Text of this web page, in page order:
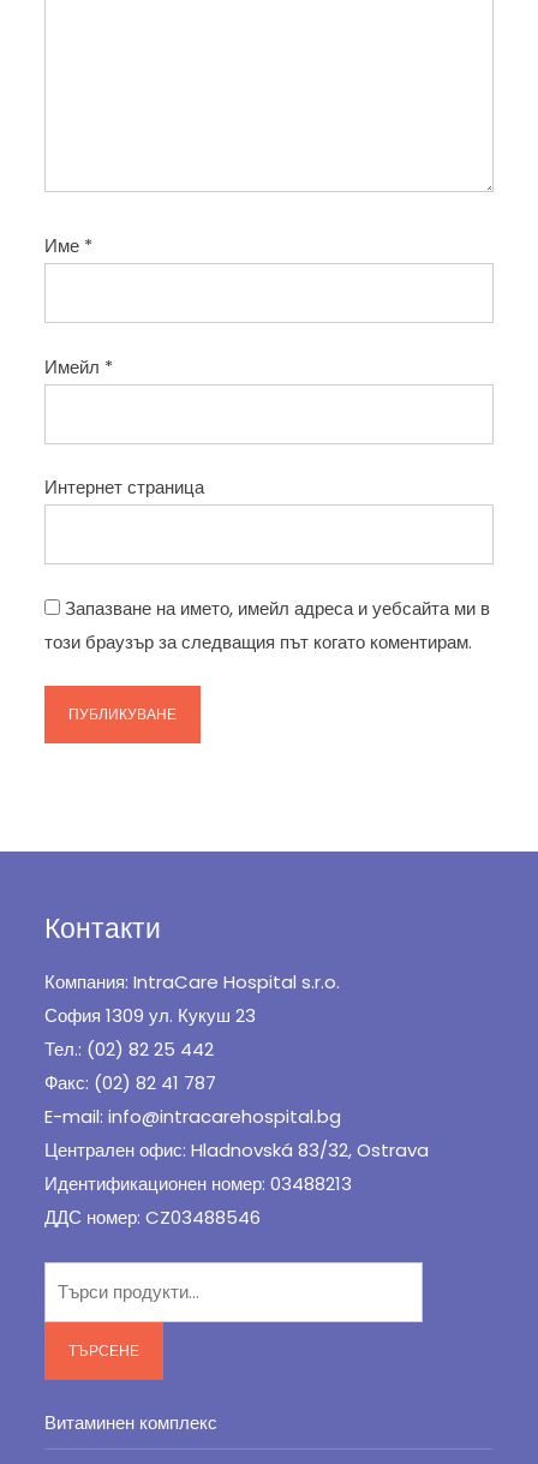
Име *
Имейл *
Интернет страница
Запазване на името, имейл адреса и уебсайта ми в
този браузър за следващия път когато коментирам.
Контакти
Компания: IntraCare Hospital s.r.o.
София 1309 ул. Кукуш 23
Тел.: (02) 82 25 442
Факс: (02) 82 41 787
E-mail: info@intracarehospital.bg
Централен офис: Hladnovská 83/32, Ostrava
Идентификационен номер: 03488213
ДДС номер: CZ03488546
ТЪРСЕНЕ
Витаминен комплекс